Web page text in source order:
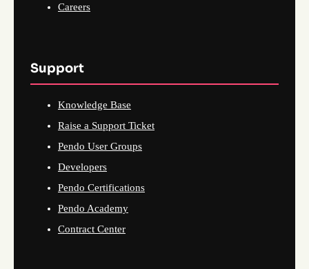
Careers
Support
Knowledge Base
Raise a Support Ticket
Pendo User Groups
Developers
Pendo Certifications
Pendo Academy
Contract Center